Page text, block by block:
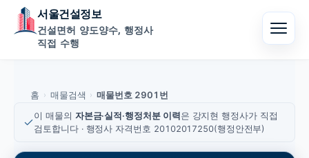
서울건설정보
건설면허 양도양수, 행정사
직접 수행
홈 › 매물검색 › 매물번호 2901번
이 매물의 자본금·실적·행정처분 이력 은 강지현 행정사가 직접
검토합니다 · 행정사 자격번호 20102017250(행정안전부)